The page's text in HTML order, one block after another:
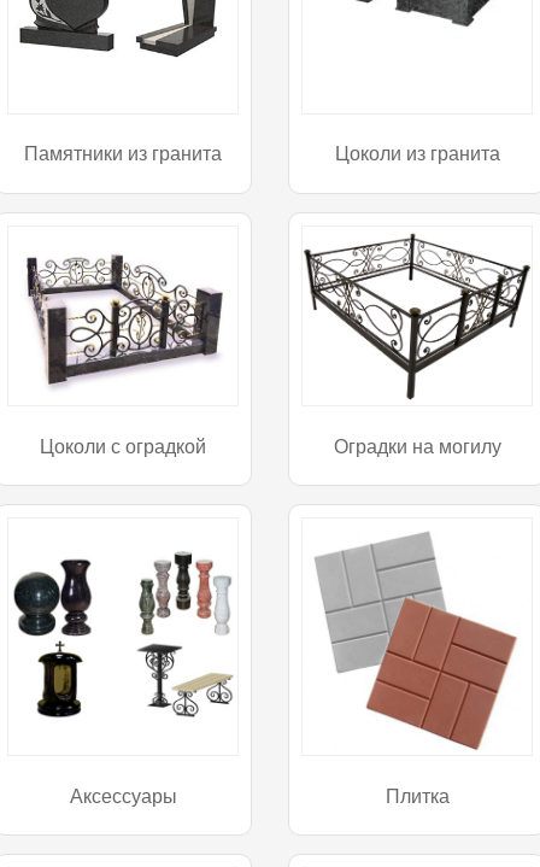
Памятники из гранита Цоколи из гранита
Цоколи с оградкой Оградки на могилу
Аксессуары Плитка